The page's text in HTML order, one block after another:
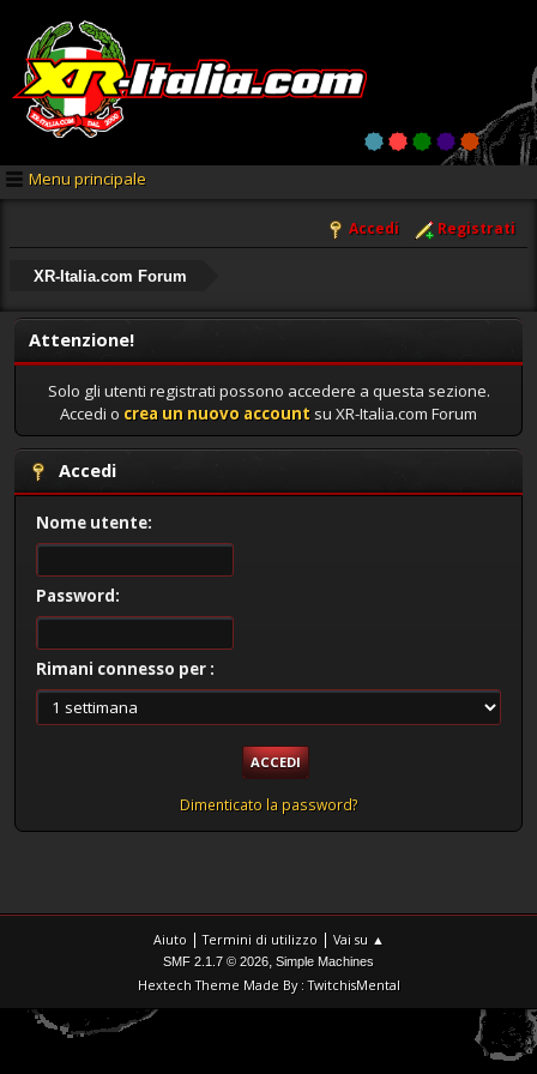
Menu principale
Accedi Registrati
XR-Italia.com Forum
Attenzione!
Solo gli utenti registrati possono accedere a questa sezione.
Accedi o crea un nuovo account su XR-Italia.com Forum
Accedi
Nome utente:
Password:
Rimani connesso per :
Dimenticato la password?
Aiuto |Termini di utilizzo | Vai su ▲
SMF 2.1.7 © 2026, Simple Machines
Hextech Theme Made By : TwitchisMental